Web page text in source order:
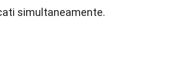
simultaneamente.